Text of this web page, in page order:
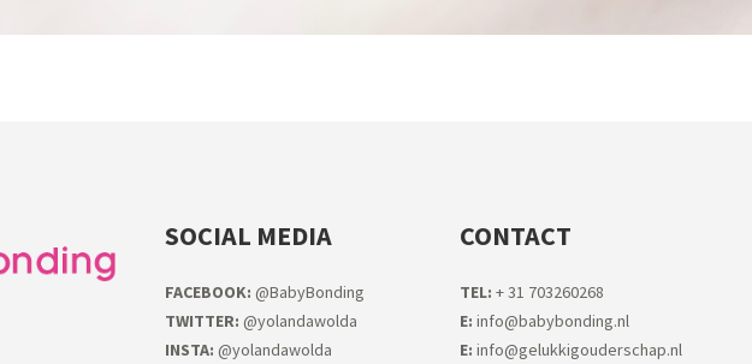
SOCIAL MEDIA
FACEBOOK: @BabyBonding
TWITTER: @yolandawolda
INSTA: @yolandawolda
CONTACT
TEL: + 31 703260268
E: info@babybonding.nl
E: info@gelukkigouderschap.nl